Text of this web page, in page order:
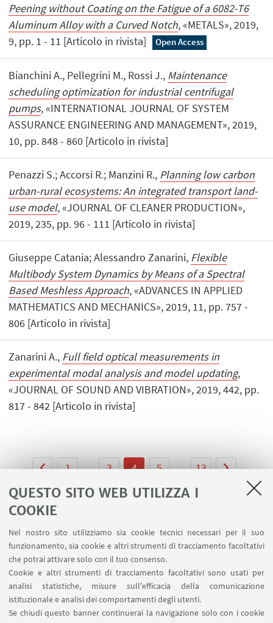
QUESTO SITO WEB UTILIZZA I
COOKIE
Nel nostro sito utilizziamo sia cookie tecnici necessari per il suo
funzionamento, sia cookie e altri strumenti di tracciamento facoltativi
che potrai attivare solo con il tuo consenso.
Cookie e altri strumenti di tracciamento facoltativi sono usati per
analisi statistiche, misure sull'efficacia della comunicazione
istituzionale e analisi dei comportamenti degli utenti.
Se chiudi questo banner continuerai la navigazione solo con i cookie
Peening without Coating on the Fatigue of a 6082-T6
Aluminum Alloy with a Curved Notch, «METALS», 2019,
9, pp. 1 - 11 [Articolo in rivista]
Open Access
Bianchini A., Pellegrini M., Rossi J., Maintenance
scheduling optimization for industrial centrifugal
pumps, «INTERNATIONAL JOURNAL OF SYSTEM
ASSURANCE ENGINEERING AND MANAGEMENT», 2019,
10, pp. 848 - 860 [Articolo in rivista]
Penazzi S.; Accorsi R.; Manzini R., Planning low carbon
urban-rural ecosystems: An integrated transport land-
use model, «JOURNAL OF CLEANER PRODUCTION»,
2019, 235, pp. 96 - 111 [Articolo in rivista]
Giuseppe Catania; Alessandro Zanarini, Flexible
Multibody System Dynamics by Means of a Spectral
Based Meshless Approach, «ADVANCES IN APPLIED
MATHEMATICS AND MECHANICS», 2019, 11, pp. 757 -
806 [Articolo in rivista]
Zanarini A., Full field optical measurements in
experimental modal analysis and model updating,
«JOURNAL OF SOUND AND VIBRATION», 2019, 442, pp.
817 - 842 [Articolo in rivista]
1 ... 3 4 5 ... 13
LINK UTILI
Area riservata
Prenotazione auto e sale DIN
Prenotazione auto UNIBO
Prenotazione auto Ingegneria